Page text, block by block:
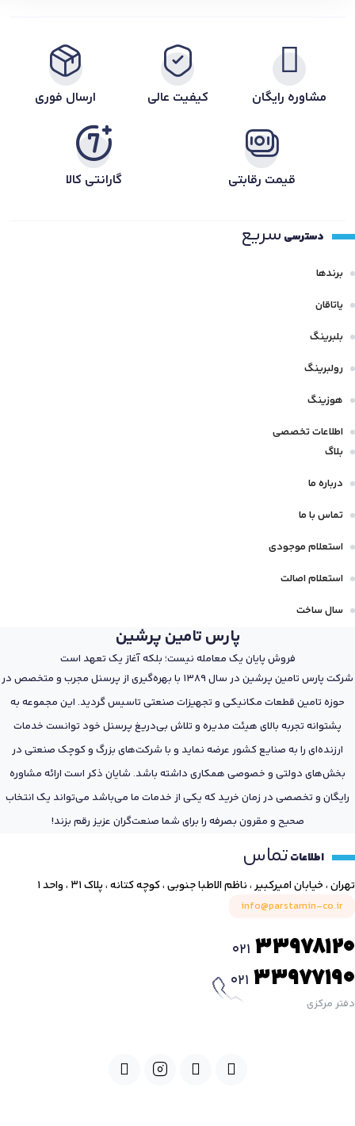
مشاوره رایگان کیفیت عالی ارسال فوری
قیمت رقابتی گارانتی کالا
دسترسی سریع
برندها
یاتاقان
بلبرینگ
رولبرینگ
هوزینگ
اطلاعات تخصصی
بلاگ
درباره ما
تماس با ما
استعلام موجودی
استعلام اصالت
سال ساخت
پارس تامین پرشین
فروش پایان یک معامله نیست؛ بلکه آغاز یک تعهد است
شرکت پارس تامین پرشین در سال 1389 با بهره‌گیری از پرسنل مجرب و متخصص در
حوزه تامین قطعات مکانیکی و تجهیزات صنعتی تاسیس گردید. این مجموعه به
پشتوانه تجربه بالای هیئت مدیره و تلاش بی‌دریغ پرسنل خود توانست خدمات
ارزنده‌ای را به صنایع کشور عرضه نماید و با شرکت‌های بزرگ و کوچک صنعتی در
بخش‌های دولتی و خصوصی همکاری داشته باشد. شایان ذکر است ارائه مشاوره
رایگان و تخصصی در زمان خرید که یکی از خدمات ما می‌باشد می‌تواند یک انتخاب
صحیح و مقرون بصرفه را برای شما صنعت‌گران عزیز رقم بزند!
اطلاعاتتماس
تهران ، خیابان امیرکبیر ، ناظم الاطبا جنوبی ، کوچه کتانه ، پلاک ۳۱ ، واحد ۱
info@parstamin-co.ir
021 33978120
021 33977190
دفتر مرکزی